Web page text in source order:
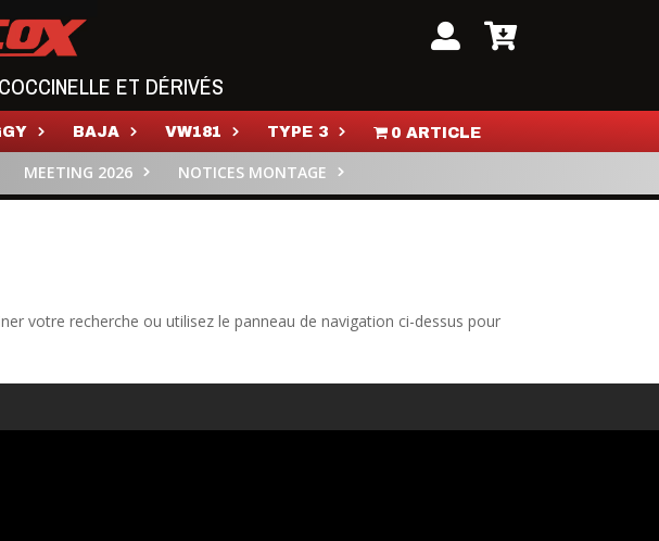
ET DÉRIVÉS
BAJA VW181 TYPE 3 0 ARTICLE
MEETING 2026 NOTICES MONTAGE
votre recherche ou utilisez le panneau de navigation ci-dessus pour